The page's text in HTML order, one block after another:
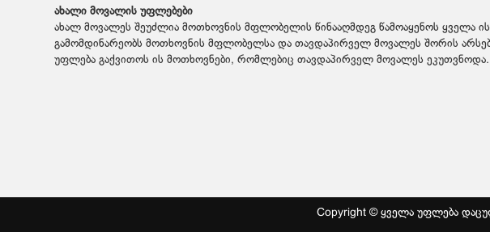
ახალი მოვალის უფლებები
ახალ მოვალეს შეუძლია მოთხოვნის მფლობელის წინააღმდეგ წამოაყენოს ყველა
გამომდინარეობს მოთხოვნის მფლობელსა და თავდაპირველ მოვალეს შორის
უფლება გაქვითოს ის მოთხოვნები, რომლებიც თავდაპირველ მოვალეს ეკუთვნოდა.
Copyright © ყველა უფლება